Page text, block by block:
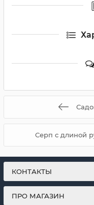
Серп с длиной
КОНТАКТЫ
ПРО МАГАЗИН